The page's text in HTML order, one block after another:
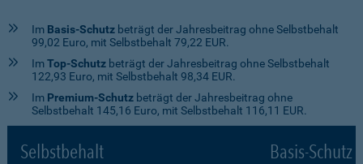
Im Basis-Schutz beträgt der Jahresbeitrag ohne Selbstbehalt
99,02 Euro, mit Selbstbehalt 79,22 EUR.
ImTop-Schutz beträgt der Jahresbeitrag ohne Selbstbehalt
122,93 Euro, mit Selbstbehalt 98,34 EUR.
Im Premium-Schutz beträgt der Jahresbeitrag ohne
Selbstbehalt 145,16 Euro, mit Selbstbehalt 116,11 EUR.
Selbstbehalt Basis-Schutz